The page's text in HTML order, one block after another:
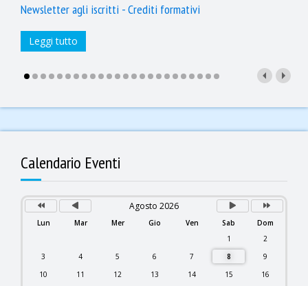
Newsletter agli iscritti - Crediti formativi
Leggi tutto
Calendario Eventi
Anno Mese Anno
Mese
Agosto 2026
Lun Mar Mer Gio Ven Sab
Dom
1
2
3
4 5 6 7 8
9
10
11 12 13 14 15
16